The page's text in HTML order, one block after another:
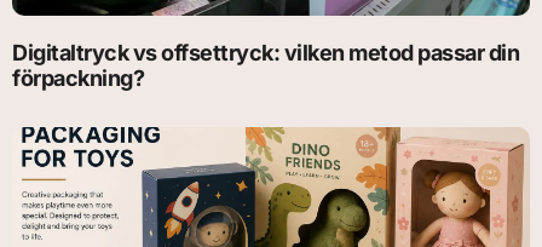
Digitaltryck vs offsettryck: vilken metod passar din
förpackning?